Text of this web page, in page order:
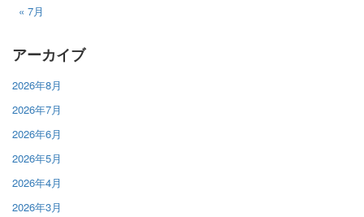
« 7月
アーカイブ
2026年8月
2026年7月
2026年6月
2026年5月
2026年4月
2026年3月